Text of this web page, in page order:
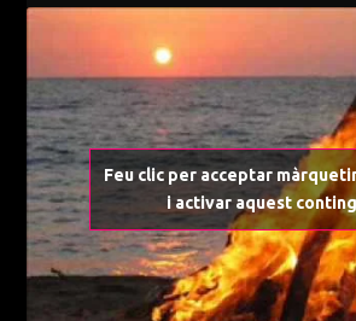
Feu clic per acceptar
i activar aquest